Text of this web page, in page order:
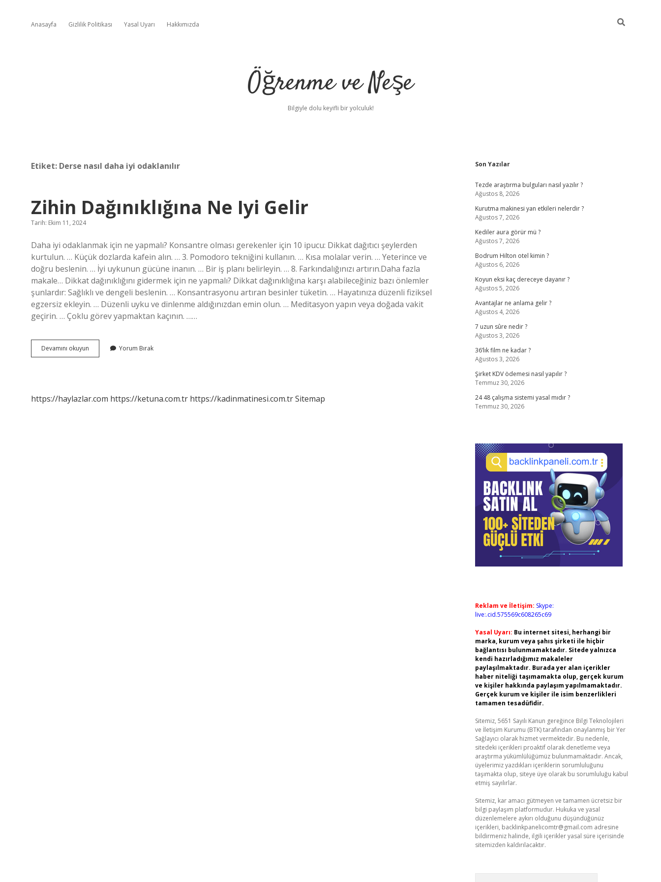
Anasayfa Gizlilik Politikası Yasal Uyarı Hakkımızda
Öğrenme ve Neşe
Bilgiyle dolu keyifli bir yolculuk!
Etiket: Derse nasıl daha iyi odaklanılır
Zihin Dağınıklığına Ne Iyi Gelir
Tarih: Ekim 11, 2024
Daha iyi odaklanmak için ne yapmalı? Konsantre olması gerekenler için 10 ipucu: Dikkat dağıtıcı şeylerden
kurtulun. … Küçük dozlarda kafein alın. … 3. Pomodoro tekniğini kullanın. … Kısa molalar verin. … Yeterince ve
doğru beslenin. … İyi uykunun gücüne inanın. … Bir iş planı belirleyin. … 8. Farkındalığınızı artırın.Daha fazla
makale… Dikkat dağınıklığını gidermek için ne yapmalı? Dikkat dağınıklığına karşı alabileceğiniz bazı önlemler
şunlardır: Sağlıklı ve dengeli beslenin. … Konsantrasyonu artıran besinler tüketin. … Hayatınıza düzenli fiziksel
egzersiz ekleyin. … Düzenli uyku ve dinlenme aldığınızdan emin olun. … Meditasyon yapın veya doğada vakit
geçirin. … Çoklu görev yapmaktan kaçının. ……
Devamını okuyun
Dağınıklığına
Yorum Bırak
https://haylazlar.com https://ketuna.com.tr https://kadinmatinesi.com.trSitemap
Sidebar
Son Yazılar
Tezde araştırma bulguları nasıl yazılır ?
Ağustos 8, 2026
Kurutma makinesi yan etkileri nelerdir ?
Ağustos 7, 2026
Kediler aura görür mü ?
Ağustos 7, 2026
Bodrum Hilton otel kimin ?
Ağustos 6, 2026
Koyun eksi kaç dereceye dayanır ?
Ağustos 5, 2026
Avantajlar ne anlama gelir ?
Ağustos 4, 2026
7 uzun sûre nedir ?
Ağustos 3, 2026
36’lık film ne kadar ?
Ağustos 3, 2026
Şirket KDV ödemesi nasıl yapılır ?
Temmuz 30, 2026
24 48 çalışma sistemi yasal mıdır ?
Temmuz 30, 2026
Reklam ve İletişim: Skype:
live:.cid.575569c608265c69
Yasal Uyarı: Bu internet sitesi, herhangi bir
marka, kurum veya şahıs şirketi ile hiçbir
bağlantısı bulunmamaktadır. Sitede yalnızca
kendi hazırladığımız makaleler
paylaşılmaktadır. Burada yer alan içerikler
haber niteliği taşımamakta olup, gerçek kurum
ve kişiler hakkında paylaşım yapılmamaktadır.
Gerçek kurum ve kişiler ile isim benzerlikleri
tamamen tesadüfidir.
Sitemiz, 5651 Sayılı Kanun gereğince Bilgi Teknolojileri
ve İletişim Kurumu (BTK) tarafından onaylanmış bir Yer
Sağlayıcı olarak hizmet vermektedir. Bu nedenle,
sitedeki içerikleri proaktif olarak denetleme veya
araştırma yükümlülüğümüz bulunmamaktadır. Ancak,
üyelerimiz yazdıkları içeriklerin sorumluluğunu
taşımakta olup, siteye üye olarak bu sorumluluğu kabul
etmiş sayılırlar.
Sitemiz, kar amacı gütmeyen ve tamamen ücretsiz bir
bilgi paylaşım platformudur. Hukuka ve yasal
düzenlemelere aykırı olduğunu düşündüğünüz
içerikleri, backlinkpanelicomtr@gmail.com adresine
bildirmeniz halinde, ilgili içerikler yasal süre içerisinde
sitemizden kaldırılacaktır.
ilbetbetcipiabellacasino sitesi